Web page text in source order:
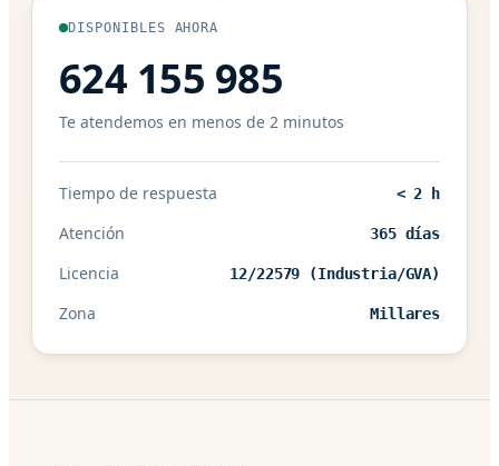
DISPONIBLES AHORA
624 155 985
Te atendemos en menos de 2 minutos
Tiempo de respuesta < 2 h
Atención 365 días
Licencia 12/22579 (Industria/GVA)
Zona Millares